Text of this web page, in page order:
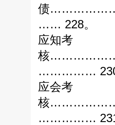
债
…… 228。
应知考
核
……………
应会考
核
……………